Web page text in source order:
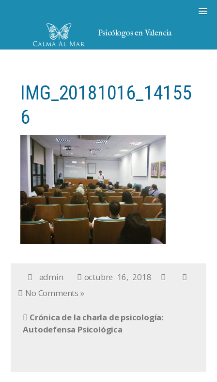
Psicólogos en Valencia
IMG_20181016_14155
6
admin
octubre 16, 2018
No Comments »
Crónica de la charla de psicología:
Autodefensa Psicológica